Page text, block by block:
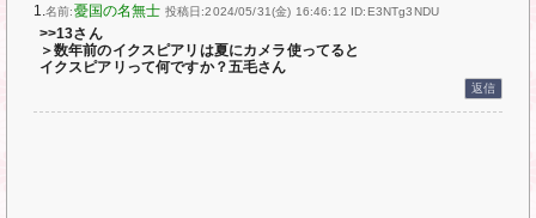
1.名前:憂国の名無士 投稿日:2024/05/31(金) 16:46:12 ID:E3NTg3NDU
>>13さん
＞数年前のイクスピアリは夏にカメラ使ってると
イクスピアリって何ですか？五毛さん
返信